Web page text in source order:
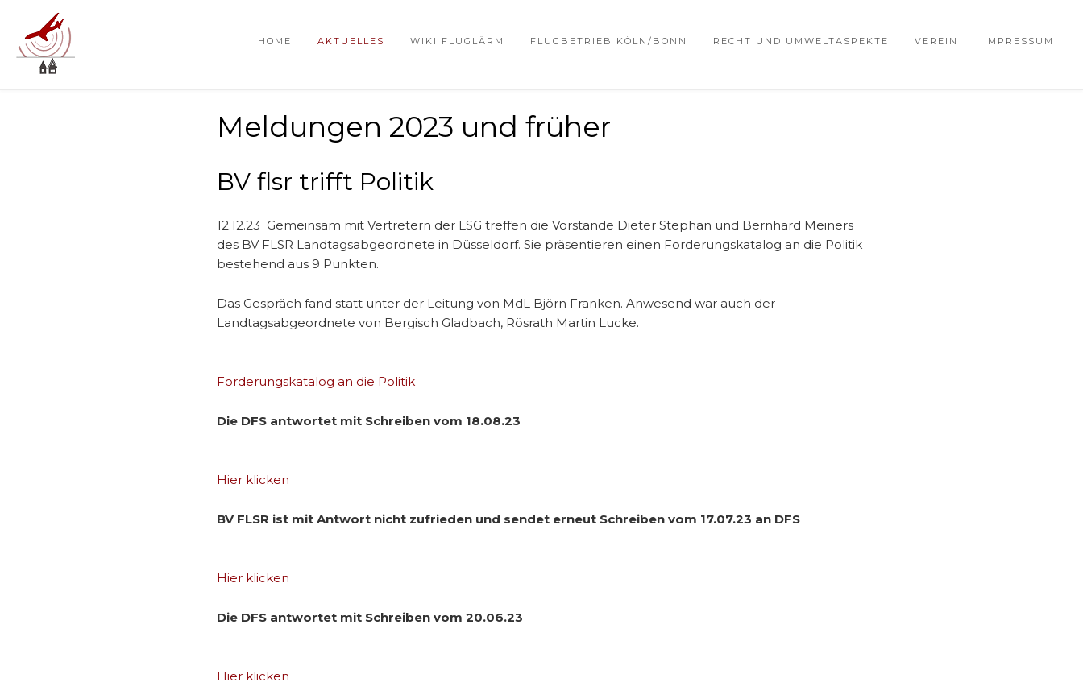
HOME AKTUELLES WIKI FLUGLÄRM FLUGBETRIEB KÖLN/BONN RECHT UND UMWELTASPEKTE VEREIN IMPRESSUM
Meldungen 2023 und früher
BV flsr trifft Politik
12.12.23 Gemeinsam mit Vertretern der LSG treffen die Vorstände Dieter Stephan und Bernhard Meiners
des BV FLSR Landtagsabgeordnete in Düsseldorf. Sie präsentieren einen Forderungskatalog an die Politik
bestehend aus 9 Punkten.
Das Gespräch fand statt unter der Leitung von MdL Björn Franken. Anwesend war auch der
Landtagsabgeordnete von Bergisch Gladbach, Rösrath Martin Lucke.
Forderungskatalog an die Politik
Die DFS antwortet mit Schreiben vom 18.08.23
Hier klicken
BV FLSR ist mit Antwort nicht zufrieden und sendet erneut Schreiben vom 17.07.23 an DFS
Hier klicken
Die DFS antwortet mit Schreiben vom 20.06.23
Hier klicken